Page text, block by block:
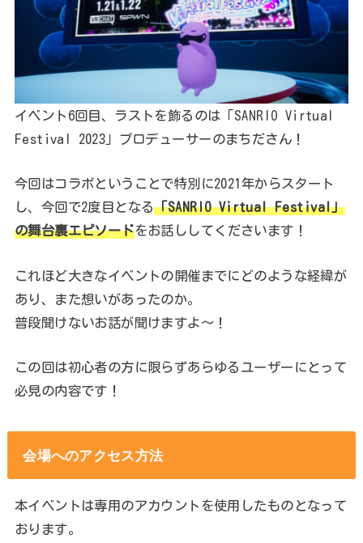
イベント6回目、ラストを飾るのは「SANRIO Virtual
Festival 2023」プロデューサーのまちださん！
今回はコラボということで特別に2021年からスタート
し、今回で2度目となる「SANRIO Virtual Festival」
の舞台裏エピソードをお話ししてくださいます！
これほど大きなイベントの開催までにどのような経緯が
あり、また想いがあったのか。
普段聞けないお話が聞けますよ～！
この回は初心者の方に限らずあらゆるユーザーにとって
必見の内容です！
会場へのアクセス方法
本イベントは専用のアカウントを使用したものとなって
おります。